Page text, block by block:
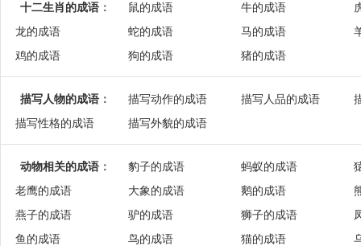
十二生肖的成语 ： 鼠的成语 牛的成语
龙的成语
蛇的成语 马的成语
鸡的成语
狗的成语 猪的成语
描写人物的成语 ： 描写动作的成语 描写人品的成语
描写性格的成语
描写外貌的成语
动物相关的成语 ： 豹子的成语 蚂蚁的成语
老鹰的成语
大象的成语 鹅的成语
燕子的成语
驴的成语 狮子的成语
鱼的成语
鸟的成语 猫的成语